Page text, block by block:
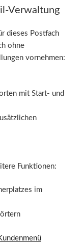
Verwaltung
dieses Postfach
ohne
vornehmen:
mit Start- und
Funktionen:
im